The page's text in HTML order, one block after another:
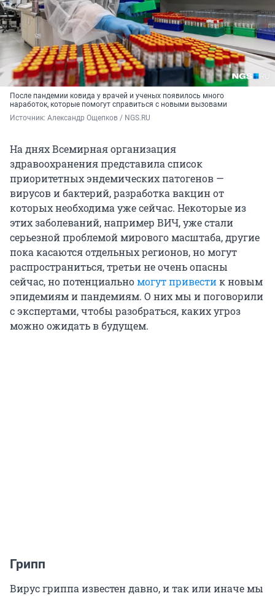
После пандемии ковида у врачей и ученых появилось много
наработок, которые помогут справиться с новыми вызовами
Источник: Александр Ощепков / NGS.RU
На днях Всемирная организация
здравоохранения представила список
приоритетных эндемических патогенов —
вирусов и бактерий, разработка вакцин от
которых необходима уже сейчас. Некоторые из
этих заболеваний, например ВИЧ, уже стали
серьезной проблемой мирового масштаба, другие
пока касаются отдельных регионов, но могут
распространиться, третьи не очень опасны
сейчас, но потенциальномогут привестик новым
эпидемиям и пандемиям. О них мы и поговорили
с экспертами, чтобы разобраться, каких угроз
можно ожидать в будущем.
Грипп
Вирус гриппа известен давно, и так или иначе мы